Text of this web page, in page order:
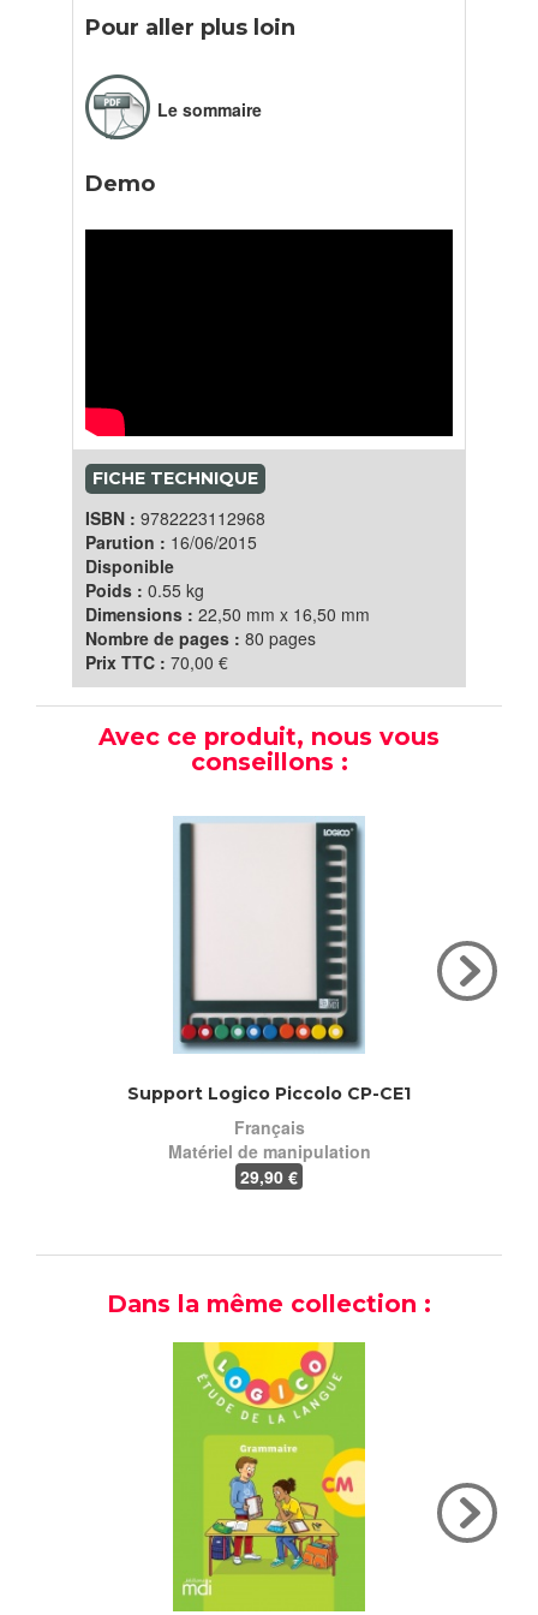
Pour aller plus loin
Le sommaire
Demo
FICHE TECHNIQUE
ISBN : 9782223112968
Parution : 16/06/2015
Disponible
Poids : 0.55 kg
Dimensions : 22,50 mm x 16,50 mm
Nombre de pages : 80 pages
Prix TTC : 70,00 €
Avec ce produit, nous vous
conseillons :
Support Logico Piccolo CP-CE1
Français
Matériel de manipulation
29,90 €
Dans la même collection :